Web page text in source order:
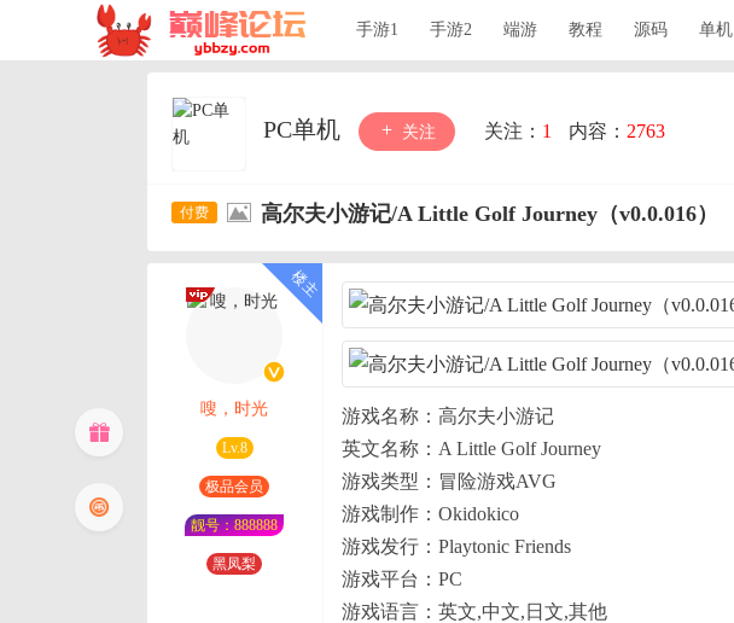
手游1 手游2 端游 教程 源码 单机
PC单机 关注 关注： 1 内容： 2763
高尔夫小游记/A Little Golf Journey（v0.0.016）
嗖，时光
Lv.8
极品会员
靓号：888888
黑凤梨
游戏名称：高尔夫小游记
英文名称：A Little Golf Journey
游戏类型：冒险游戏AVG
游戏制作：Okidokico
游戏发行：Playtonic Friends
游戏平台：PC
游戏语言：英文,中文,日文,其他